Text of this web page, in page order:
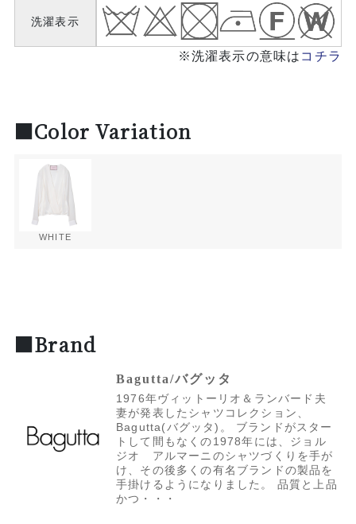
洗濯表示
※洗濯表示の意味は コチラ
■Color Variation
WHITE
■Brand
Bagutta/バグッタ
1976年ヴィットーリオ＆ランバード夫
妻が発表したシャツコレクション、
Bagutta(バグッタ)。 ブランドがスター
トして間もなくの1978年には、ジョル
ジオ アルマーニのシャツづくりを手が
け、その後多くの有名ブランドの製品を
手掛けるようになりました。 品質と上品
かつ・・・